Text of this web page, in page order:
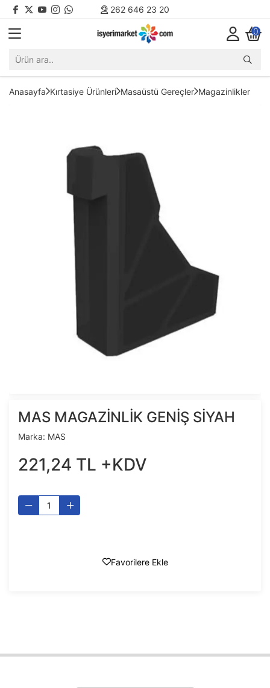
262 646 23 20
0
Anasayfa Kırtasiye Ürünleri Masaüstü Gereçler Magazinlikler
MAS MAGAZİNLİK GENİŞ SİYAH
Marka: MAS
221,24 TL +KDV
Favorilere Ekle